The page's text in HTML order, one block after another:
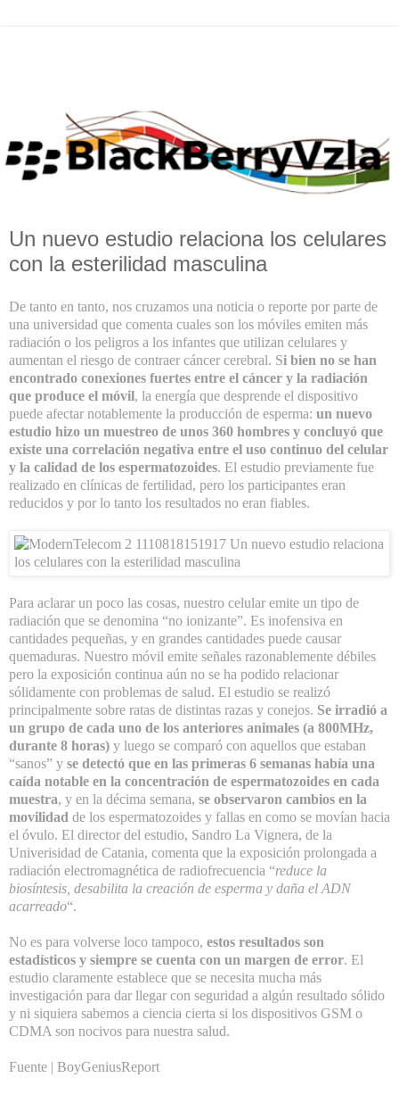
Un nuevo estudio relaciona los celulares
con la esterilidad masculina
De tanto en tanto, nos cruzamos una noticia o reporte por parte de
una universidad que comenta cuales son los móviles emiten más
radiación o los peligros a los infantes que utilizan celulares y
aumentan el riesgo de contraer cáncer cerebral. Si bien no se han
encontrado conexiones fuertes entre el cáncer y la radiación
que produce el móvil, la energía que desprende el dispositivo
puede afectar notablemente la producción de esperma: un nuevo
estudio hizo un muestreo de unos 360 hombres y concluyó que
existe una correlación negativa entre el uso continuo del celular
y la calidad de los espermatozoides. El estudio previamente fue
realizado en clínicas de fertilidad, pero los participantes eran
reducidos y por lo tanto los resultados no eran fiables.
Para aclarar un poco las cosas, nuestro celular emite un tipo de
radiación que se denomina “no ionizante”. Es inofensiva en
cantidades pequeñas, y en grandes cantidades puede causar
quemaduras. Nuestro móvil emite señales razonablemente débiles
pero la exposición continua aún no se ha podido relacionar
sólidamente con problemas de salud. El estudio se realizó
principalmente sobre ratas de distintas razas y conejos. Se irradió a
un grupo de cada uno de los anteriores animales (a 800MHz,
durante 8 horas) y luego se comparó con aquellos que estaban
“sanos” y se detectó que en las primeras 6 semanas había una
caída notable en la concentración de espermatozoides en cada
muestra, y en la décima semana, se observaron cambios en la
movilidad de los espermatozoides y fallas en como se movían hacia
el óvulo. El director del estudio, Sandro La Vignera, de la
Univerisidad de Catania, comenta que la exposición prolongada a
radiación electromagnética de radiofrecuencia “reduce la
biosíntesis, desabilita la creación de esperma y daña el ADN
acarreado“.
No es para volverse loco tampoco, estos resultados son
estadísticos y siempre se cuenta con un margen de error. El
estudio claramente establece que se necesita mucha más
investigación para dar llegar con seguridad a algún resultado sólido
y ni siquiera sabemos a ciencia cierta si los dispositivos GSM o
CDMA son nocivos para nuestra salud.
Fuente | BoyGeniusReport